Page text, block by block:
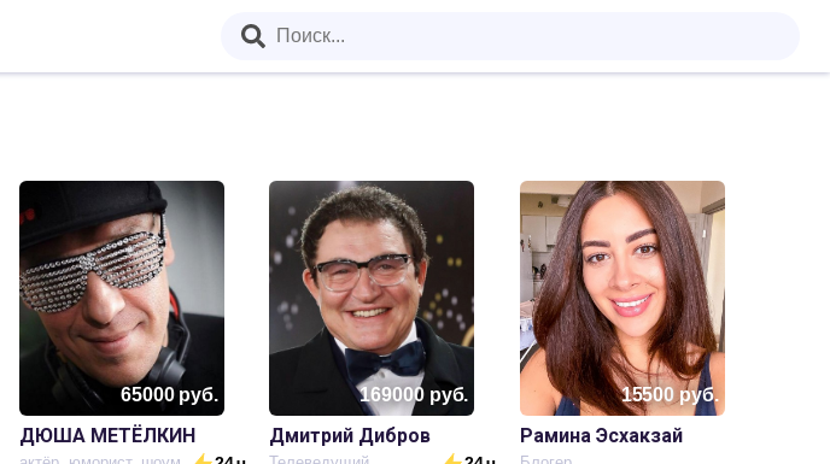
65000руб.
ДЮША МЕТЁЛКИН
169000руб.
Дмитрий Дибров
15500 руб.
Рамина Эсхакзай